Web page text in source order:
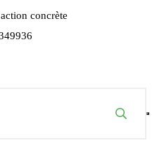
concrète